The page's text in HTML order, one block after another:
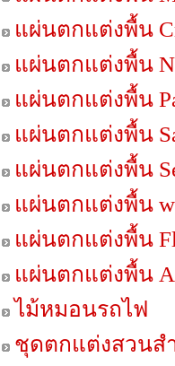
แผ่นตกแต่งพื้น
แผ่นตกแต่งพื้น
แผ่นตกแต่งพื้น
แผ่นตกแต่งพื้น
แผ่นตกแต่งพื้น
แผ่นตกแต่งพื้น
แผ่นตกแต่งพื้น
แผ่นตกแต่งพื้น
ไม้หมอนรถไฟ
ชุดตกแต่งสวนสำ